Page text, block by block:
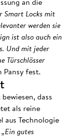
Smart Locks mit
werden sie
ist also auch ein
Und mit jeder
Türschlösser
fest.
dass
als reine
aus Technologie
„Ein gutes